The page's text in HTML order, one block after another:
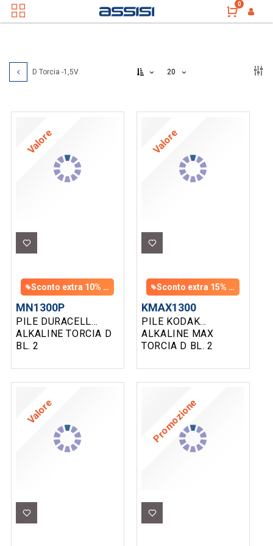
0
D Torcia -1,5V 20
Valore
PILE DURACELL
ALKALINE TORCIA D
BL. 2
MN1300P
Sconto extra 10% con un ordine di almeno 100 € di prodotti assortiti
Valore
PILE KODAK
ALKALINE MAX
TORCIA D BL. 2
KMAX1300
Sconto extra 15% con un ordine di almeno 700 € di prodotti assortiti
Valore Promozione